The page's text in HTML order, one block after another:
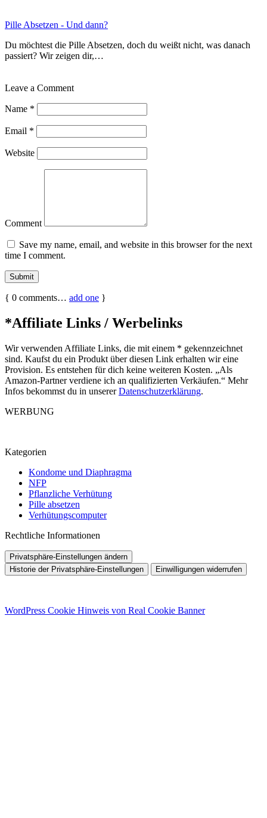
Pille Absetzen - Und dann?
Du möchtest die Pille Absetzen, doch du weißt nicht, was danach
passiert? Wir zeigen dir,…
Leave a Comment
Name *
Email *
Website
Comment
Save my name, email, and website in this browser for the next
time I comment.
{ 0 comments… add one }
*Affiliate Links / Werbelinks
Wir verwenden Affiliate Links, die mit einem * gekennzeichnet
sind. Kaufst du ein Produkt über diesen Link erhalten wir eine
Provision. Es entstehen für dich keine weiteren Kosten. „Als
Amazon-Partner verdiene ich an qualifizierten Verkäufen.“ Mehr
Infos bekommst du in unsererDatenschutzerklärung.
WERBUNG
Kategorien
Kondome und Diaphragma
NFP
Pflanzliche Verhütung
Pille absetzen
Verhütungscomputer
Rechtliche Informationen
Privatsphäre-Einstellungen ändern
Historie der Privatsphäre-Einstellungen
Einwilligungen widerrufen
WordPress Cookie Hinweis von Real Cookie Banner